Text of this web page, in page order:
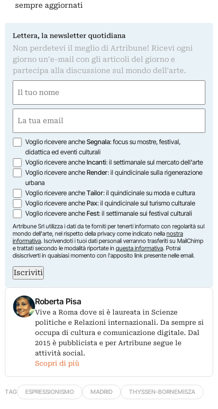
sempre aggiornati
Lettera, la newsletter quotidiana
Non perdetevi il meglio di Artribune! Ricevi ogni
giorno un'e-mail con gli articoli del giorno e
partecipa alla discussione sul mondo dell'arte.
(Required)
First
(Required)
Opzioni
Voglio ricevere ancheSegnala: focus su mostre, festival,
didattica ed eventi culturali
Voglio ricevere ancheIncanti: il settimanale sul mercato dell'arte
Voglio ricevere ancheRender: il quindicinale sulla rigenerazione
urbana
Voglio ricevere ancheTailor: il quindicinale su moda e cultura
Voglio ricevere anchePax: il quindicinale sul turismo culturale
Voglio ricevere ancheFest: il settimanale sui festival culturali
Artribune Srl utilizza i dati da te forniti per tenerti informato con regolarità sul
mondo dell'arte, nel rispetto della privacy come indicato nella nostra
informativa. Iscrivendoti i tuoi dati personali verranno trasferiti su MailChimp
e trattati secondo le modalità riportate in questa informativa. Potrai
disiscriverti in qualsiasi momento con l'apposito link presente nelle email.
Iscriviti
Roberta Pisa
Vive a Roma dove si è laureata in Scienze
politiche e Relazioni internazionali. Da sempre si
occupa di cultura e comunicazione digitale. Dal
2015 è pubblicista e per Artribune segue le
attività social.
Scopri di più
TAG ESPRESSIONISMO MADRID THYSSEN-BORNEMISZA